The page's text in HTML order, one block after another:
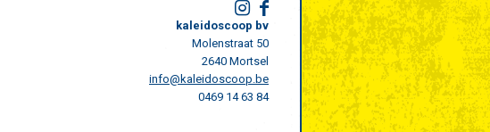
kaleidoscoop bv
Molenstraat 50
2640 Mortsel
info@kaleidoscoop.be
0469 14 63 84